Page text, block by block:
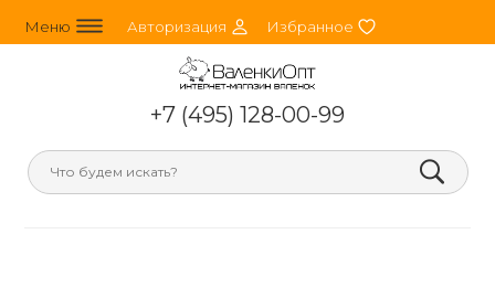
Меню line_horizontal_3 Авторизация person_round Избранное heart
+7 (495) 128-00-99
search